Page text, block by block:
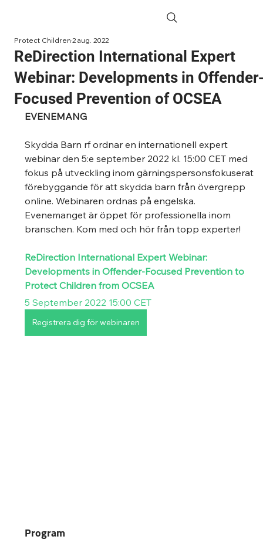
ReDirection International Expert
Webinar: Developments in
Focused Prevention of OCSEA
Protect Children2 aug. 2022
EVENEMANG
Skydda Barn rf ordnar en internationell expert
webinar den 5:e september 2022 kl. 15:00 CET med
fokus på utveckling inom gärningspersonsfokuserat
förebyggande för att skydda barn från övergrepp
online. Webinaren ordnas på engelska.
Evenemanget är öppet för professionella inom
branschen. Kom med och hör från topp experter!
ReDirection International Expert Webinar:
Developments in Offender-Focused Prevention to
Protect Children from OCSEA
5 September 2022 15:00 CET
Registrera dig för webinaren
Program